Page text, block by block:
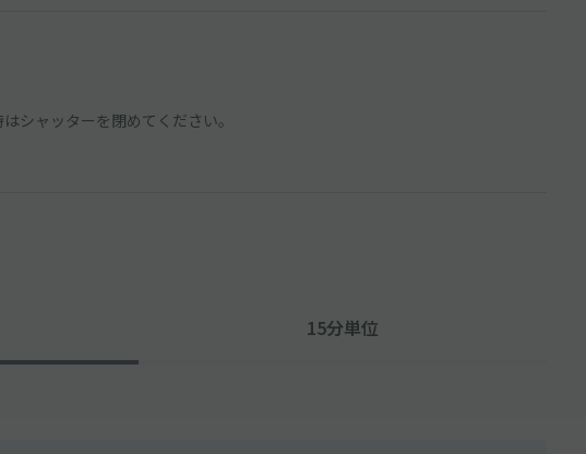
シャッターを閉めてください。
15分単位